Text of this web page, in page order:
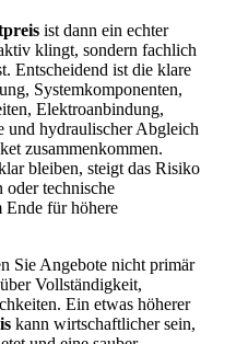
ist dann ein echter
klingt, sondern fachlich
Entscheidend ist die klare
Systemkomponenten,
Elektroanbindung,
und hydraulischer Abgleich
zusammenkommen.
bleiben, steigt das Risiko
oder technische
Ende für höhere
Sie Angebote nicht primär
Vollständigkeit,
Ein etwas höherer
kann wirtschaftlicher sein,